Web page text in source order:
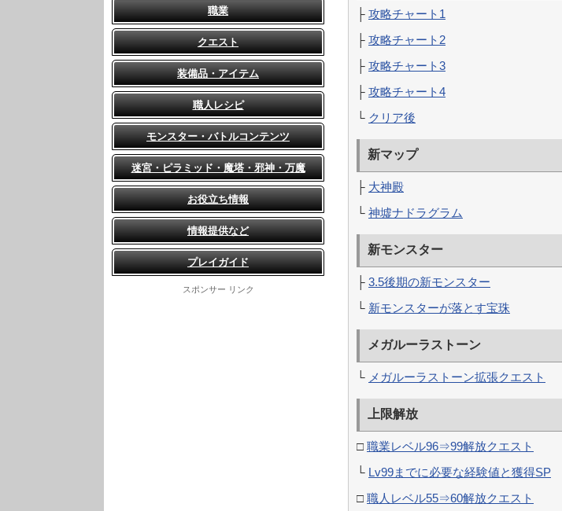
├ 攻略チャート1
├ 攻略チャート2
├ 攻略チャート3
├ 攻略チャート4
└ クリア後
新マップ
├ 大神殿
└ 神墟ナドラグラム
新モンスター
├ 3.5後期の新モンスター
└ 新モンスターが落とす宝珠
メガルーラストーン
└ メガルーラストーン拡張クエスト
上限解放
□ 職業レベル96⇒99解放クエスト
└ Lv99までに必要な経験値と獲得SP
□ 職人レベル55⇒60解放クエスト
職業
クエスト
装備品・アイテム
職人レシピ
モンスター・バトルコンテンツ
迷宮・ピラミッド・魔塔・邪神・万魔
お役立ち情報
情報提供など
プレイガイド
スポンサー リンク